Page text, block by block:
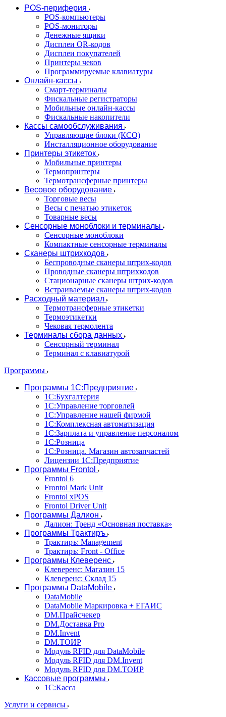
POS-периферия
POS-компьютеры
POS-мониторы
Денежные ящики
Дисплеи QR-кодов
Дисплеи покупателей
Принтеры чеков
Программируемые клавиатуры
Онлайн-кассы
Смарт-терминалы
Фискальные регистраторы
Мобильные онлайн-кассы
Фискальные накопители
Кассы самообслуживания
Управляющие блоки (КСО)
Инсталляционное оборудование
Принтеры этикеток
Мобильные принтеры
Термопринтеры
Термотрансферные принтеры
Весовое оборудование
Торговые весы
Весы с печатью этикеток
Товарные весы
Сенсорные моноблоки и терминалы
Сенсорные моноблоки
Компактные сенсорные терминалы
Сканеры штрихкодов
Беспроводные сканеры штрих-кодов
Проводные сканеры штрихкодов
Стационарные сканеры штрих-кодов
Встраиваемые сканеры штрих-кодов
Расходный материал
Термотрансферные этикетки
Термоэтикетки
Чековая термолента
Терминалы сбора данных
Сенсорный терминал
Терминал с клавиатурой
Программы
Программы 1С:Предприятие
1С:Бухгалтерия
1С:Управление торговлей
1С:Управление нашей фирмой
1С:Комплексная автоматизация
1С:Зарплата и управление персоналом
1С:Розница
1С:Розница. Магазин автозапчастей
Лицензии 1С:Предприятие
Программы Frontol
Frontol 6
Frontol Mark Unit
Frontol xPOS
Frontol Driver Unit
Программы Далион
Далион: Тренд «Основная поставка»
Программы Трактиръ
Трактиръ: Management
Трактиръ: Front - Office
Программы Клеверенс
Клеверенс: Магазин 15
Клеверенс: Склад 15
Программы DataMobile
DataMobile
DataMobile Маркировка + ЕГАИС
DM.Прайсчекер
DM.Доставка Pro
DM.Invent
DM.ТОИР
Модуль RFID для DataMobile
Модуль RFID для DM.Invent
Модуль RFID для DM.ТОИР
Кассовые программы
1С:Касса
Услуги и сервисы